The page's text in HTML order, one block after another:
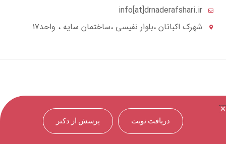
info[at]drnaderafshari.ir
شهرک اکباتان ،بلوار نفیسی ،ساختمان سایه ، واحد۱۷
دریافت نوبت پرسش از دکتر